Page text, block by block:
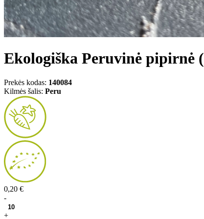
Ekologiška Peruvinė pipirnė
Prekės kodas: 140084
Kilmės šalis: Peru
0,20 €
-
+